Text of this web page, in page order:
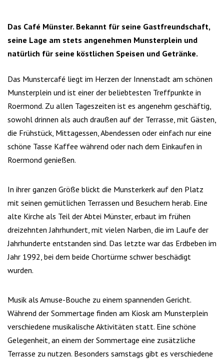
Das Café Münster. Bekannt für seine Gastfreundschaft,
seine Lage am stets angenehmen Munsterplein und
natürlich für seine köstlichen Speisen und Getränke.
Das Munstercafé liegt im Herzen der Innenstadt am schönen
Munsterplein und ist einer der beliebtesten Treffpunkte in
Roermond. Zu allen Tageszeiten ist es angenehm geschäftig,
sowohl drinnen als auch draußen auf der Terrasse, mit Gästen,
die Frühstück, Mittagessen, Abendessen oder einfach nur eine
schöne Tasse Kaffee während oder nach dem Einkaufen in
Roermond genießen.
In ihrer ganzen Größe blickt die Munsterkerk auf den Platz
mit seinen gemütlichen Terrassen und Besuchern herab. Eine
alte Kirche als Teil der Abtei Münster, erbaut im frühen
dreizehnten Jahrhundert, mit vielen Narben, die im Laufe der
Jahrhunderte entstanden sind. Das letzte war das Erdbeben im
Jahr 1992, bei dem beide Chortürme schwer beschädigt
wurden.
Musik als Amuse-Bouche zu einem spannenden Gericht.
Während der Sommertage finden am Kiosk am Munsterplein
verschiedene musikalische Aktivitäten statt. Eine schöne
Gelegenheit, an einem der Sommertage eine zusätzliche
Terrasse zu nutzen. Besonders samstags gibt es verschiedene